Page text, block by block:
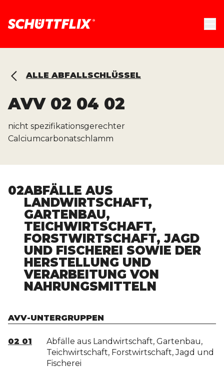
ALLE ABFALLSCHLÜSSEL
AVV 02 04 02
nicht spezifikationsgerechter
Calciumcarbonatschlamm
02ABFÄLLE AUS
LANDWIRTSCHAFT,
GARTENBAU,
TEICHWIRTSCHAFT,
FORSTWIRTSCHAFT, JAGD
UND FISCHEREI SOWIE DER
HERSTELLUNG UND
VERARBEITUNG VON
NAHRUNGSMITTELN
AVV-UNTERGRUPPEN
02 01
Abfälle aus Landwirtschaft, Gartenbau,
Teichwirtschaft, Forstwirtschaft, Jagd und
Fischerei